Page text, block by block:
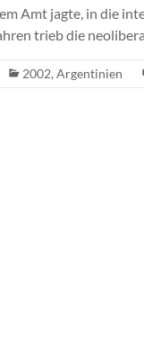
Amt jagte, in die
trieb die
2002,Argentinien